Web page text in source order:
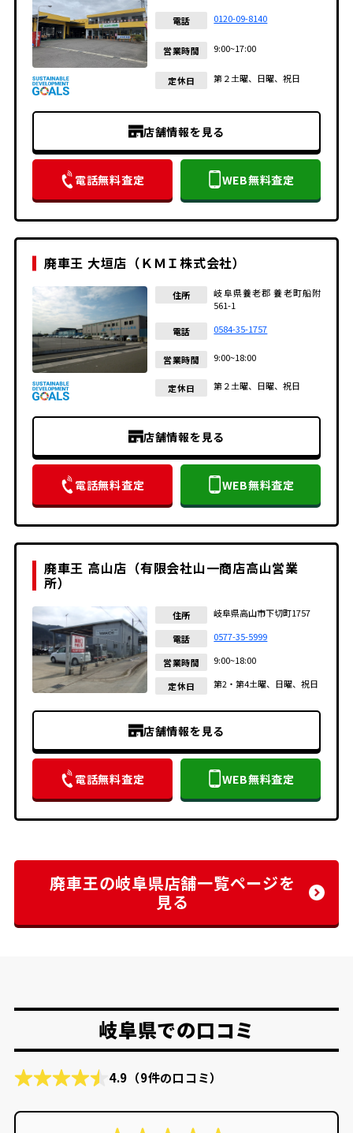
電話 0120-09-8140
営業時間 9:00~17:00
定休日 第２土曜、日曜、祝日
店舗情報を見る
電話無料査定 WEB無料査定
廃車王 大垣店（ＫＭＩ株式会社）
住所
岐阜県養老郡 養老町船附
561-1
電話 0584-35-1757
営業時間 9:00~18:00
定休日 第２土曜、日曜、祝日
店舗情報を見る
電話無料査定 WEB無料査定
廃車王 高山店（有限会社山一商店高山営業
所）
住所 岐阜県高山市下切町1757
電話 0577-35-5999
営業時間 9:00~18:00
定休日 第2・第4土曜、日曜、祝日
店舗情報を見る
電話無料査定 WEB無料査定
廃車王の岐阜県店舗一覧ページを
見る
岐阜県での口コミ
4.9 （9件の口コミ）